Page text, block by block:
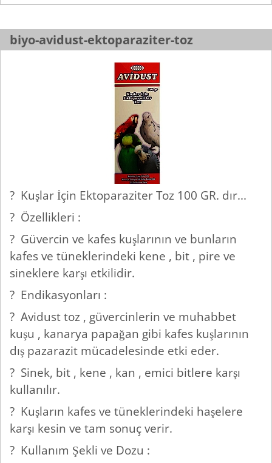
biyo-avidust-ektoparaziter-toz
? Kuşlar İçin Ektoparaziter Toz 100 GR. dır...
? Özellikleri :
? Güvercin ve kafes kuşlarının ve bunların
kafes ve tüneklerindeki kene , bit , pire ve
sineklere karşı etkilidir.
? Endikasyonları :
? Avidust toz , güvercinlerin ve muhabbet
kuşu , kanarya papağan gibi kafes kuşlarının
dış pazarazit mücadelesinde etki eder.
? Sinek, bit , kene , kan , emici bitlere karşı
kullanılır.
? Kuşların kafes ve tüneklerindeki haşelere
karşı kesin ve tam sonuç verir.
? Kullanım Şekli ve Dozu :